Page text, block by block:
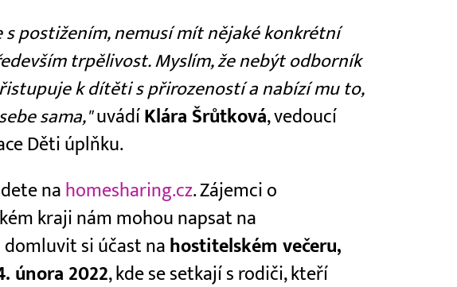
postižením, nemusí mít nějaké konkrétní
trpělivost. Myslím, že nebýt odborník
k dítěti s přirozeností a nabízí mu to,
sama,"uvádí Klára Šrůtková, vedoucí
Děti úplňku.
na homesharing.cz. Zájemci o
kraji nám mohou napsat na
si účast na hostitelském večeru,
února 2022, kde se setkají s rodiči, kteří